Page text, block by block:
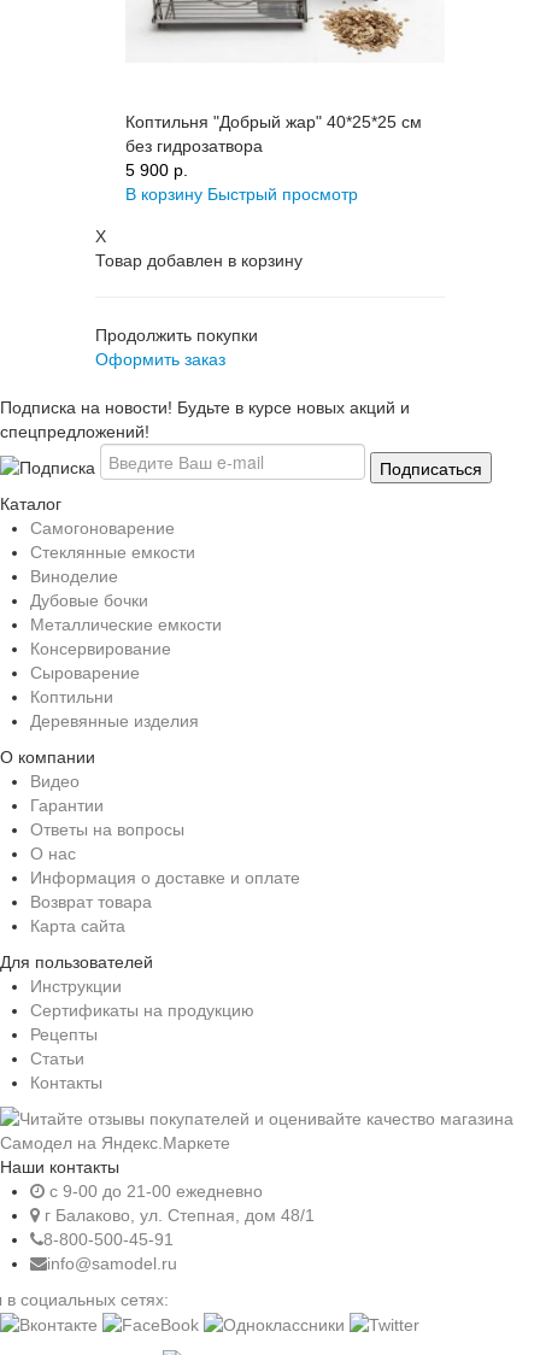
Коптильня "Добрый жар" 40*25*25 см
без гидрозатвора
5 900 p.
В корзину Быстрый просмотр
X
Товар добавлен в корзину
Продолжить покупки
Оформить заказ
Подписка на новости! Будьте в курсе новых акций и
спецпредложений!
Каталог
Самогоноварение
Стеклянные емкости
Виноделие
Дубовые бочки
Металлические емкости
Консервирование
Сыроварение
Коптильни
Деревянные изделия
О компании
Видео
Гарантии
Ответы на вопросы
О нас
Информация о доставке и оплате
Возврат товара
Карта сайта
Для пользователей
Инструкции
Сертификаты на продукцию
Рецепты
Статьи
Контакты
Наши контакты
c 9-00 до 21-00 ежедневно
г Балаково, ул. Степная, дом 48/1
8-800-500-45-91
info@samodel.ru
социальных сетях: